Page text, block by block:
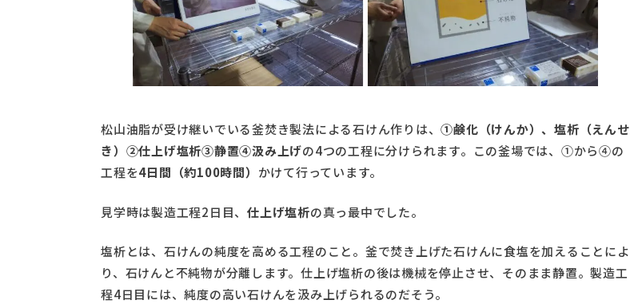
松山油脂が受け継いでいる釜焚き製法による石けん作りは、①鹸化（けんか）、塩析（えんせ
き）②仕上げ塩析③静置④汲み上げの4つの工程に分けられます。この釜場では、①から④の
工程を4日間（約100時間） かけて行っています。
見学時は製造工程2日目、 仕上げ塩析の真っ最中でした。
塩析とは、石けんの純度を高める工程のこと。釜で焚き上げた石けんに食塩を加えることによ
り、石けんと不純物が分離します。仕上げ塩析の後は機械を停止させ、そのまま静置。製造工
程4日目には、純度の高い石けんを汲み上げられるのだそう。